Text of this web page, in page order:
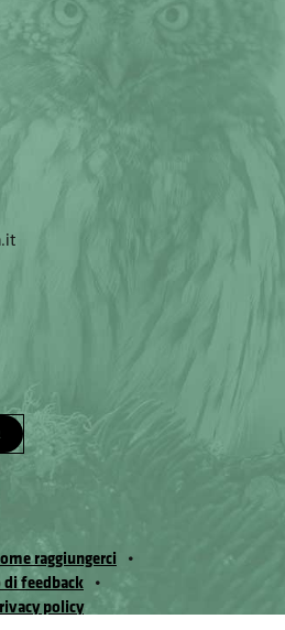
raggiungerci
feedback
policy